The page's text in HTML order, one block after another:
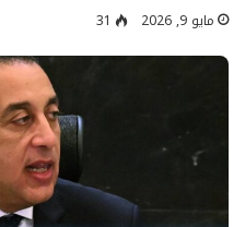
مايو 9, 2026 31